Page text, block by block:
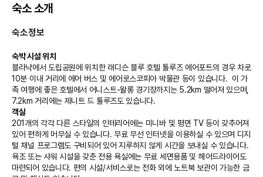
숙소 소개
숙소정보
숙박 시설 위치
블라냑에서 도립공원에 위치한 래디슨 블루 호텔 툴루즈 에어포트의 경우 차로
10분 이내 거리에 에어 버스 및 에어로스코피아 박물관 등이 있습니다.  이 가
족 여행에 좋은 호텔에서 어니스트-왈롱 경기장까지는 5.2km 떨어져 있으며,
7.2km 거리에는 제니트 드 툴루즈도 있습니다.
객실
201개의 각각 다른 스타일의 인테리어에는 미니바 및 평면 TV 등이 갖추어져
있어 편하게 머무실 수 있습니다. 무료 무선 인터넷을 이용하실 수 있으며 디지
털 채널 프로그램도 구비되어 있어 지루하지 않게 시간을 보내실 수 있습니다.
욕조 또는 샤워 시설을 갖춘 전용 욕실에는 무료 세면용품 및 헤어드라이어도
마련되어 있습니다. 편의 시설/서비스로는 전화 외에 노트북 보관이 가능한 금